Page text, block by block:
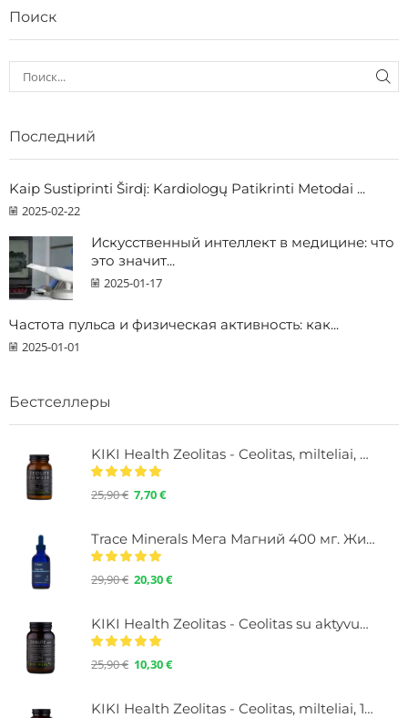
Поиск
Последний
Kaip Sustiprinti Širdį: Kardiologų Patikrinti Metodai ...
2025-02-22
Искусственный интеллект в медицине: что
это значит...
2025-01-17
Частота пульса и физическая активность: как...
2025-01-01
Бестселлеры
KIKI Health Zeolitas - Ceolitas, milteliai, 60
25,90€ 7,70€
Trace Minerals Мега Магний 400 мг. Жидкость с минералами, 118 мл.
29,90€ 20,30€
KIKI Health Zeolitas - Ceolitas su aktyvuota anglimi, milteliai 60 g.
25,90€ 10,30€
KIKI Health Zeolitas - Ceolitas, milteliai, 120 g.